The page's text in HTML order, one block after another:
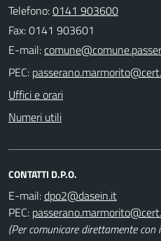
Telefono:0141 903600
Fax: 0141 903601
E-mail:
PEC:
Uffici e orari
Numeri utili
CONTATTI D.P.O.
E-mail:
PEC:
(Per comunicare direttamente